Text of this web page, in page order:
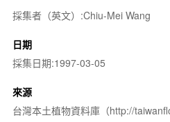
採集者（英文）:Chiu-Mei Wang
日期
採集日期:1997-03-05
來源
台灣本土植物資料庫（http://